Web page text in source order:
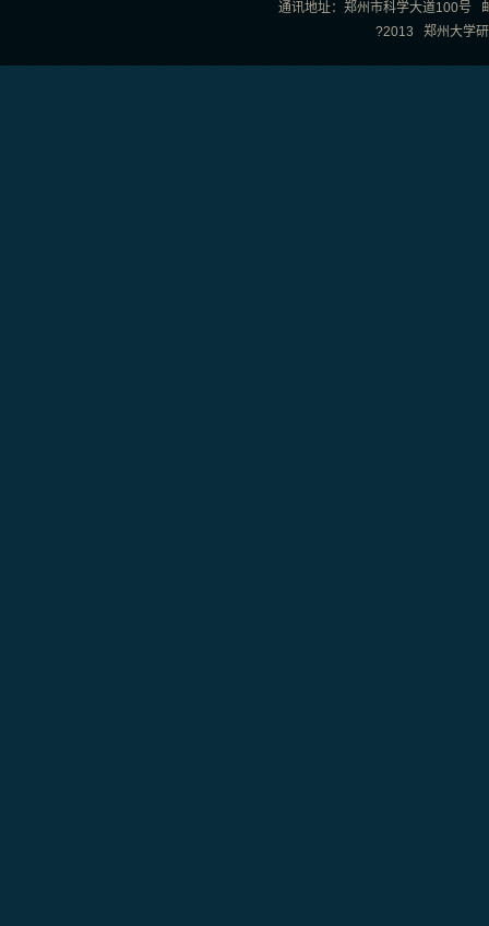
通讯地址：郑州市科学大道100
?2013 郑州大学